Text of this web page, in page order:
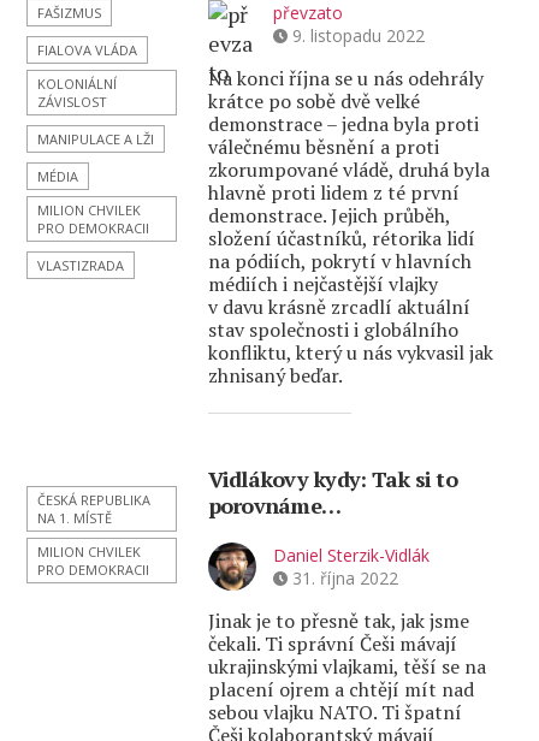
FAŠIZMUS
FIALOVA VLÁDA
KOLONIÁLNÍ
ZÁVISLOST
MANIPULACE A LŽI
MÉDIA
MILION CHVILEK
PRO DEMOKRACII
VLASTIZRADA
převzato
9. listopadu 2022
Na konci října se u nás odehrály
krátce po sobě dvě velké
demonstrace – jedna byla proti
válečnému běsnění a proti
zkorumpované vládě, druhá byla
hlavně proti lidem z té první
demonstrace. Jejich průběh,
složení účastníků, rétorika lidí
na pódiích, pokrytí v hlavních
médiích i nejčastější vlajky
v davu krásně zrcadlí aktuální
stav společnosti i globálního
konfliktu, který u nás vykvasil jak
zhnisaný beďar.
ČESKÁ REPUBLIKA
NA 1. MÍSTĚ
MILION CHVILEK
PRO DEMOKRACII
Vidlákovy kydy: Tak si to
porovnáme…
Daniel Sterzik-Vidlák
31. října 2022
Jinak je to přesně tak, jak jsme
čekali. Ti správní Češi mávají
ukrajinskými vlajkami, těší se na
placení ojrem a chtějí mít nad
sebou vlajku NATO. Ti špatní
Češi kolaborantský mávají